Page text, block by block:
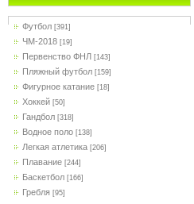
Футбол [391]
ЧМ-2018 [19]
Первенство ФНЛ [143]
Пляжный футбол [159]
Фигурное катание [18]
Хоккей [50]
Гандбол [318]
Водное поло [138]
Легкая атлетика [206]
Плавание [244]
Баскетбол [166]
Гребля [95]